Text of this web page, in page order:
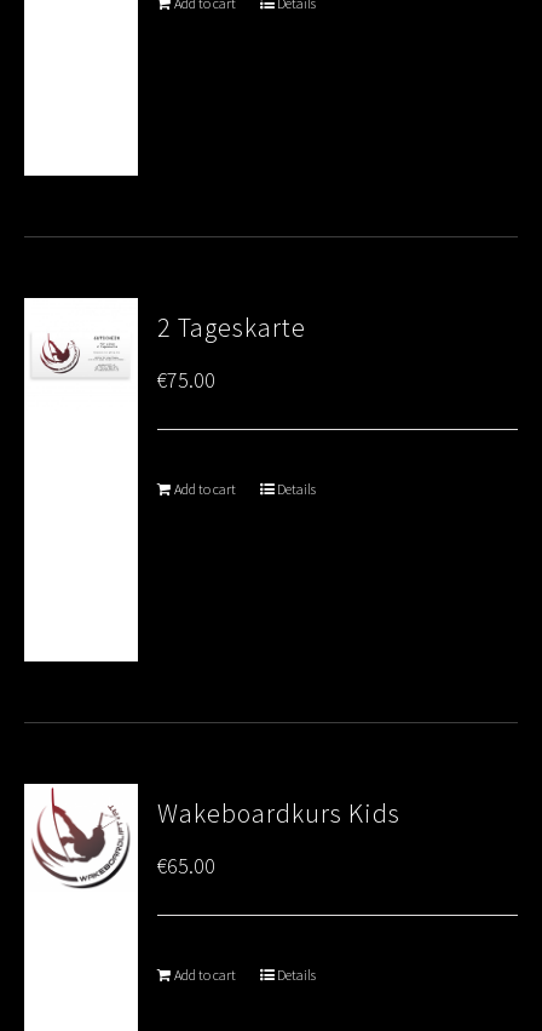
2 Tageskarte
€75.00
Add to cart Details
Wakeboardkurs Kids
€65.00
Add to cart Details